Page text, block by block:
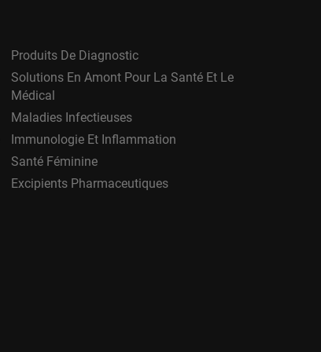
Produits De Diagnostic
Solutions En Amont Pour La Santé Et Le
Médical
Maladies Infectieuses
Immunologie Et Inflammation
Santé Féminine
Excipients Pharmaceutiques